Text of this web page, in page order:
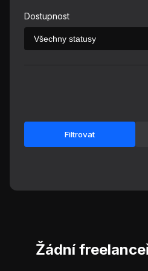
Dostupnost
Filtrovat
Žádní